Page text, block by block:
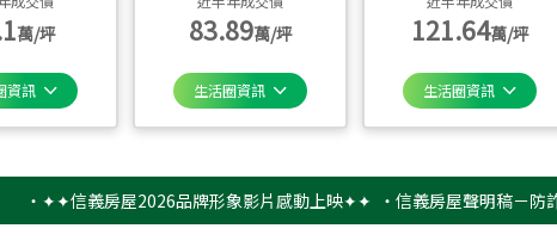
萬/坪
資訊
83.89萬/坪
生活圈資訊
121.64萬/坪
生活圈資訊
信義房屋2026品牌形象影片感動上映✦✦ ‧信義房屋聲明稿－防詐騙提醒